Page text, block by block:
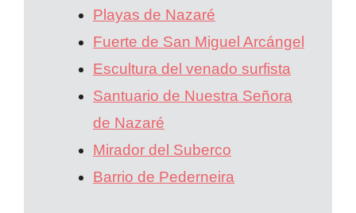
Playas de Nazaré
Fuerte de San Miguel Arcángel
Escultura del venado surfista
Santuario de Nuestra Señora
de Nazaré
Mirador del Suberco
Barrio de Pederneira